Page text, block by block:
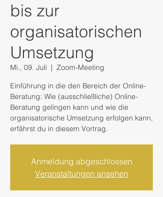
bis zur
organisatorischen
Umsetzung
Mi., 09. Juli
  |
Zoom-Meeting
Einführung in die den Bereich der Online-
Beratung: Wie (ausschließliche) Online-
Beratung gelingen kann und wie die
organisatorische Umsetzung erfolgen kann,
erfährst du in diesem Vortrag.
Anmeldung abgeschlossen
Veranstaltungen ansehen